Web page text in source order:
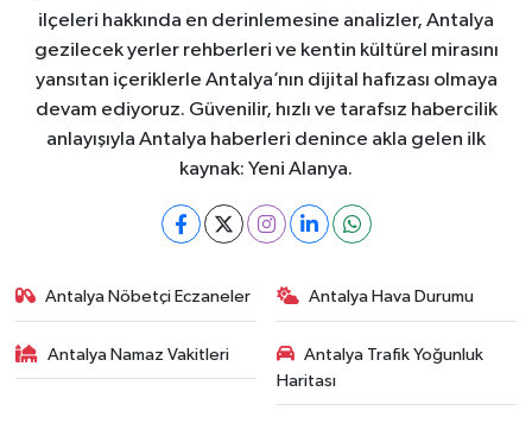
ilçeleri hakkında en derinlemesine analizler, Antalya
gezilecek yerler rehberleri ve kentin kültürel mirasını
yansıtan içeriklerle Antalya’nın dijital hafızası olmaya
devam ediyoruz. Güvenilir, hızlı ve tarafsız habercilik
anlayışıyla Antalya haberleri denince akla gelen ilk
kaynak: Yeni Alanya.
Antalya Nöbetçi Eczaneler Antalya Hava Durumu
Antalya Namaz Vakitleri
Antalya Trafik Yoğunluk
Haritası